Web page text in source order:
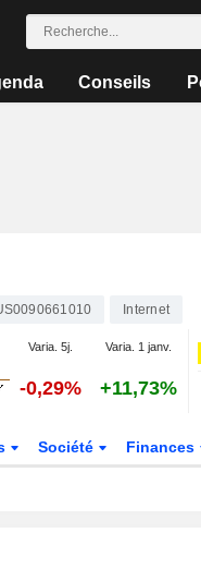
Conseils
Internet
Varia. 5j. Varia. 1 janv.
-0,29% +11,73%
Société Finances